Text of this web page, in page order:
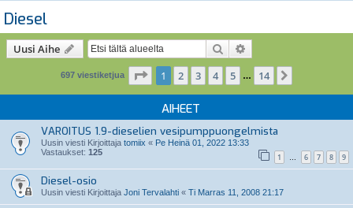
Diesel
Uusi Aihe Etsi
697 viestiketjua Sivu /14
1 2 3 4 5 … 14
AIHEET
VAROITUS 1.9-dieselien vesipumppuongelmista
Uusin viesti Kirjoittaja tomiix « Pe Heinä 01, 2022 13:33
Vastaukset: 125 1 … 6 7 8 9
Diesel-osio
Uusin viesti Kirjoittaja Joni Tervalahti « Ti Marras 11, 2008 21:17